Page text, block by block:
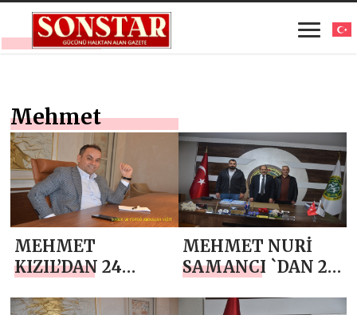
Mehmet
MEHMET
KIZIL’DAN 24
GAZETECİLER VE
MEHMET NURİ
SAMANCI `DAN 24
GAZETECİLER VE